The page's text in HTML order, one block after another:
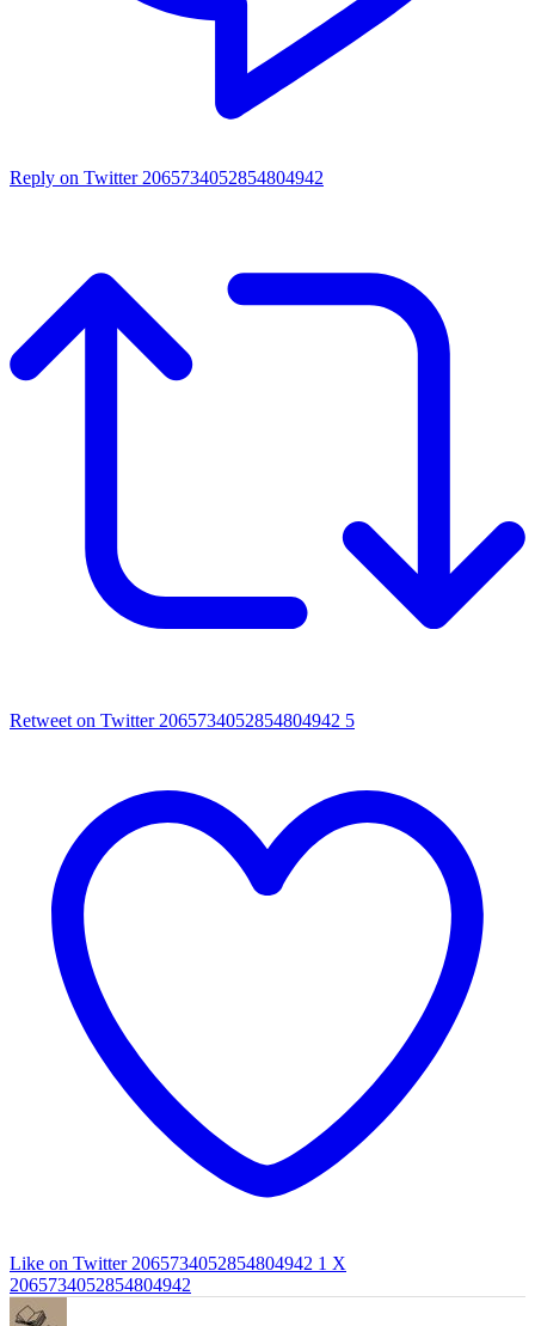
Reply on Twitter 2065734052854804942
Retweet on Twitter 2065734052854804942 5
Like on Twitter 2065734052854804942 1 X
2065734052854804942